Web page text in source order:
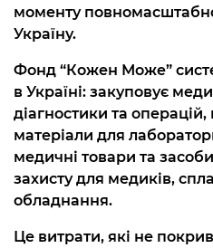
моменту
Україну.
Фонд “Кожен Може”
в Україні: закуповує
діагностики та операцій,
матеріали для
медичні товари та
захисту для медиків,
обладнання.
Це витрати, які не